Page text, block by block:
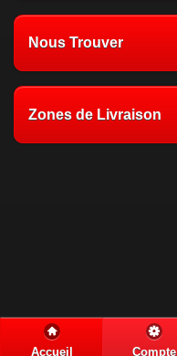
Nous Trouver
Zones de Livraison
Accueil Compte